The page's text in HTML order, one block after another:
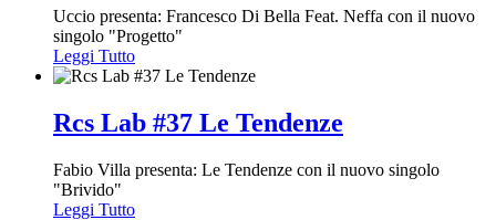
Uccio presenta: Francesco Di Bella Feat. Neffa con il nuovo
singolo "Progetto"
Leggi Tutto
Rcs Lab #37 Le Tendenze
Fabio Villa presenta: Le Tendenze con il nuovo singolo
"Brivido"
Leggi Tutto